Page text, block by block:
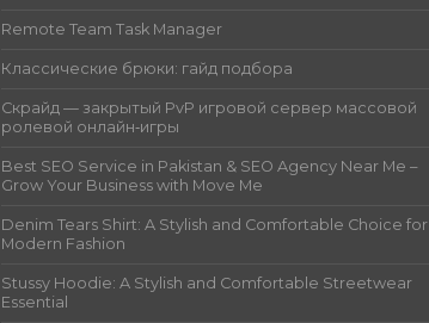
Remote Team Task Manager
Классические брюки: гайд подбора
Скрайд — закрытый PvP игровой сервер массовой
ролевой онлайн‑игры
Best SEO Service in Pakistan & SEO Agency Near Me –
Grow Your Business with Move Me
Denim Tears Shirt: A Stylish and Comfortable Choice for
Modern Fashion
Stussy Hoodie: A Stylish and Comfortable Streetwear
Essential